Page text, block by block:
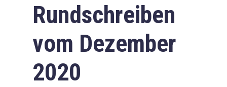
Rundschreiben
vom Dezember
2020